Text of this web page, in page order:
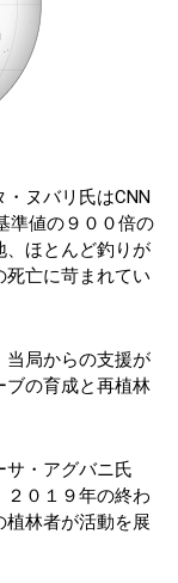
ヌバリ氏はCNN
準値の９００倍の
、ほとんど釣りが
死亡に苛まれてい
当局からの支援が
ブの育成と再植林
サ・アグバニ氏
２０１９年の終わ
植林者が活動を展